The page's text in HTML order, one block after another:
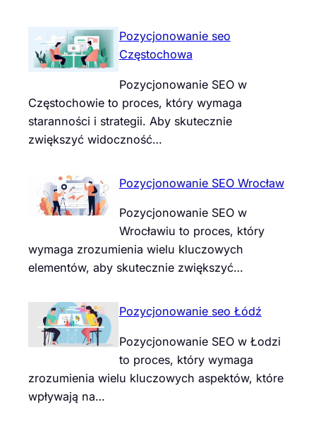
Pozycjonowanie seo
Częstochowa
Pozycjonowanie SEO w
Częstochowie to proces, który wymaga
staranności i strategii. Aby skutecznie
zwiększyć widoczność…
Pozycjonowanie SEO Wrocław
Pozycjonowanie SEO w
Wrocławiu to proces, który
wymaga zrozumienia wielu kluczowych
elementów, aby skutecznie zwiększyć…
Pozycjonowanie seo Łódź
Pozycjonowanie SEO w Łodzi
to proces, który wymaga
zrozumienia wielu kluczowych aspektów, które
wpływają na…